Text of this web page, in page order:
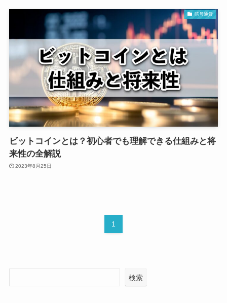
暗号通貨
ビットコインとは？初心者でも理解できる仕組みと将
来性の全解説
2023年8月25日
1
検索